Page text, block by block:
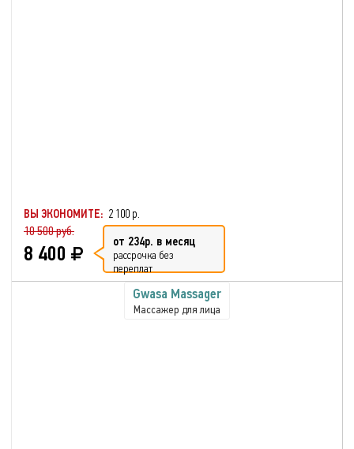
ВЫ ЭКОНОМИТЕ: 2 100 р.
10 500 руб.
8 400 от 234р. в месяц
рассрочка без
переплат
Gwasa Massager
Массажер для лица